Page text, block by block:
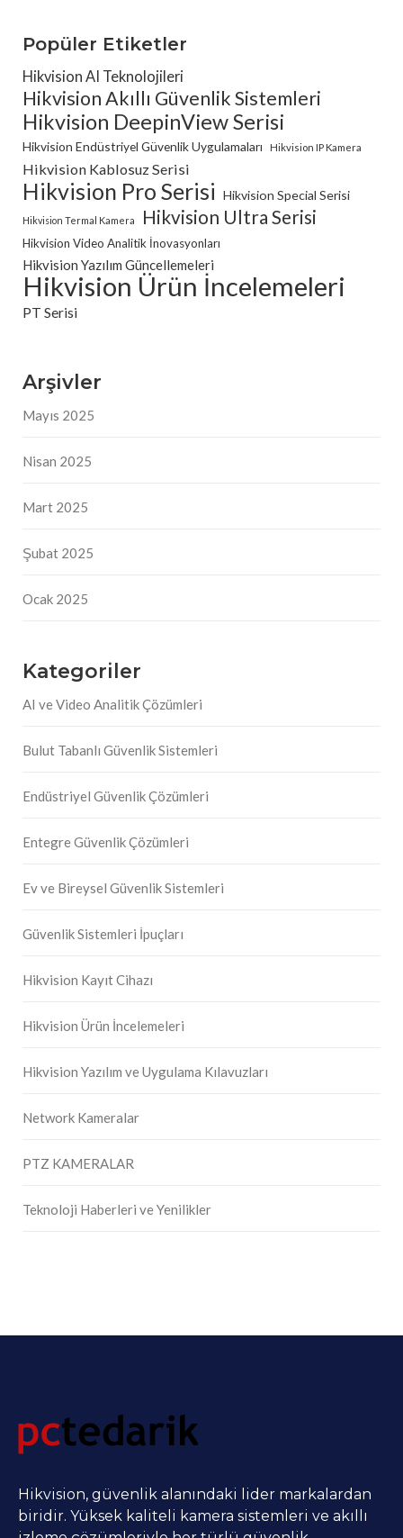
Popüler Etiketler
Hikvision AI Teknolojileri
Hikvision Akıllı Güvenlik Sistemleri
Hikvision DeepinView Serisi
Hikvision Endüstriyel Güvenlik Uygulamaları Hikvision IP Kamera
Hikvision Kablosuz Serisi
Hikvision Pro Serisi Hikvision Special Serisi
Hikvision Termal Kamera Hikvision Ultra Serisi
Hikvision Video Analitik İnovasyonları
Hikvision Yazılım Güncellemeleri
Hikvision Ürün İncelemeleri
PT Serisi
Arşivler
Mayıs 2025
Nisan 2025
Mart 2025
Şubat 2025
Ocak 2025
Kategoriler
AI ve Video Analitik Çözümleri
Bulut Tabanlı Güvenlik Sistemleri
Endüstriyel Güvenlik Çözümleri
Entegre Güvenlik Çözümleri
Ev ve Bireysel Güvenlik Sistemleri
Güvenlik Sistemleri İpuçları
Hikvision Kayıt Cihazı
Hikvision Ürün İncelemeleri
Hikvision Yazılım ve Uygulama Kılavuzları
Network Kameralar
PTZ KAMERALAR
Teknoloji Haberleri ve Yenilikler
Hikvision, güvenlik alanındaki lider markalardan
biridir. Yüksek kaliteli kamera sistemleri ve akıllı